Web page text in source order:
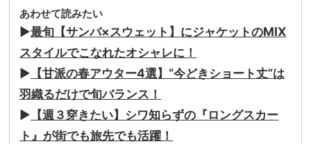
あわせて読みたい
▶︎最旬【サンバ×スウェット】にジャケットのMIX
スタイルでこなれたオシャレに！
▶ 【甘派の春アウター4選】“今どきショート丈”は
羽織るだけで旬バランス！
▶ 【週３穿きたい】シワ知らずの『ロングスカー
ト』が街でも旅先でも活躍！